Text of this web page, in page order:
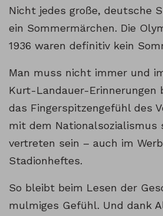
Nicht jedes große, deutsche
ein Sommermärchen. Die
1936 waren definitiv kein
Man muss nicht immer und
Kurt-Landauer-Erinnerungen
das Fingerspitzengefühl des
mit dem Nationalsozialismus
vertreten sein – auch im
Stadionheftes.
So bleibt beim Lesen der
mulmiges Gefühl. Und dank